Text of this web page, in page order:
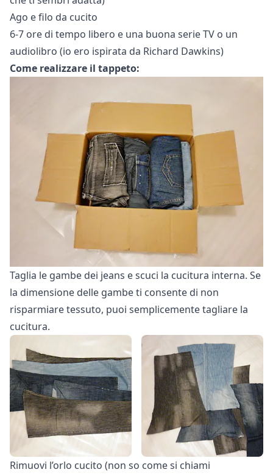
Ago e filo da cucito
6-7 ore di tempo libero e una buona serie TV o un
audiolibro (io ero ispirata da Richard Dawkins)
Come realizzare il tappeto:
Taglia le gambe dei jeans e scuci la cucitura interna. Se
la dimensione delle gambe ti consente di non
risparmiare tessuto, puoi semplicemente tagliare la
cucitura.
Rimuovi l’orlo cucito (non so come si chiami